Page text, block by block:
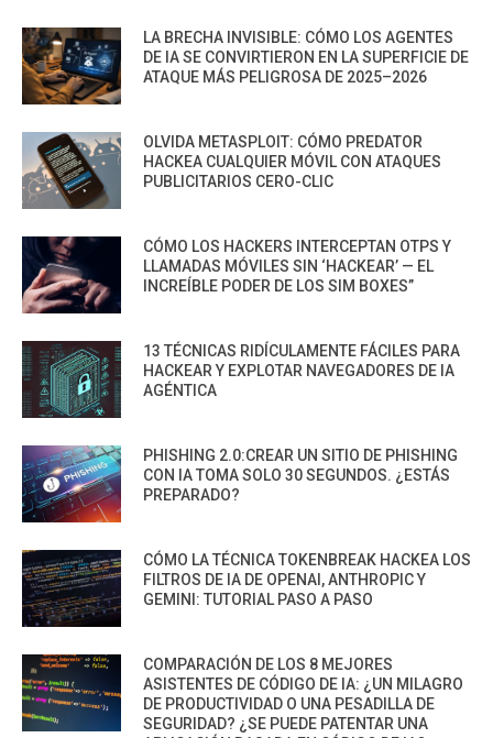
LA BRECHA INVISIBLE: CÓMO LOS AGENTES
DE IA SE CONVIRTIERON EN LA SUPERFICIE DE
ATAQUE MÁS PELIGROSA DE 2025–2026
OLVIDA METASPLOIT: CÓMO PREDATOR
HACKEA CUALQUIER MÓVIL CON ATAQUES
PUBLICITARIOS CERO-CLIC
CÓMO LOS HACKERS INTERCEPTAN OTPS Y
LLAMADAS MÓVILES SIN ‘HACKEAR’ — EL
INCREÍBLE PODER DE LOS SIM BOXES”
13 TÉCNICAS RIDÍCULAMENTE FÁCILES PARA
HACKEAR Y EXPLOTAR NAVEGADORES DE IA
AGÉNTICA
PHISHING 2.0:CREAR UN SITIO DE PHISHING
CON IA TOMA SOLO 30 SEGUNDOS. ¿ESTÁS
PREPARADO?
CÓMO LA TÉCNICA TOKENBREAK HACKEA LOS
FILTROS DE IA DE OPENAI, ANTHROPIC Y
GEMINI: TUTORIAL PASO A PASO
COMPARACIÓN DE LOS 8 MEJORES
ASISTENTES DE CÓDIGO DE IA: ¿UN MILAGRO
DE PRODUCTIVIDAD O UNA PESADILLA DE
SEGURIDAD? ¿SE PUEDE PATENTAR UNA